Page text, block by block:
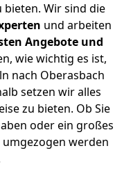
bieten. Wir sind die
und arbeiten
Angebote und
wie wichtig es ist,
nach Oberasbach
setzen wir alles
zu bieten. Ob Sie
oder ein großes
umgezogen werden